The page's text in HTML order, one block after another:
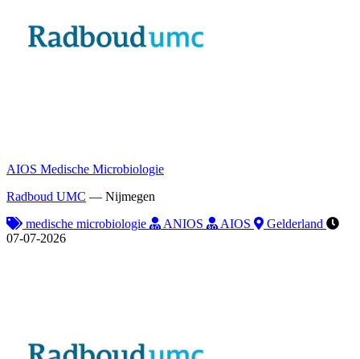
AIOS Medische Microbiologie
Radboud UMC — Nijmegen
medische microbiologie
ANIOS AIOS
Gelderland
07-07-2026